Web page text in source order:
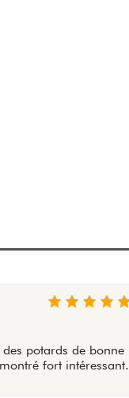
potards de bonne
fort intéressant.